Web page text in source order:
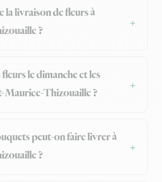
la livraison de fleurs à
?
le dimanche et les
Maurice-Thizouaille ?
peut-on faire livrer à
?